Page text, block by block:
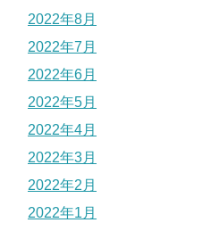
2022年8月
2022年7月
2022年6月
2022年5月
2022年4月
2022年3月
2022年2月
2022年1月